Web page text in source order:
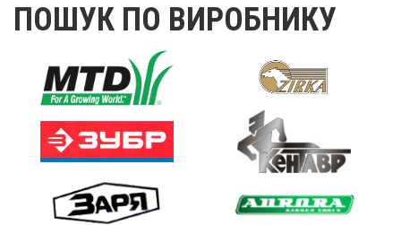
ПОШУК ПО ВИРОБНИКУ